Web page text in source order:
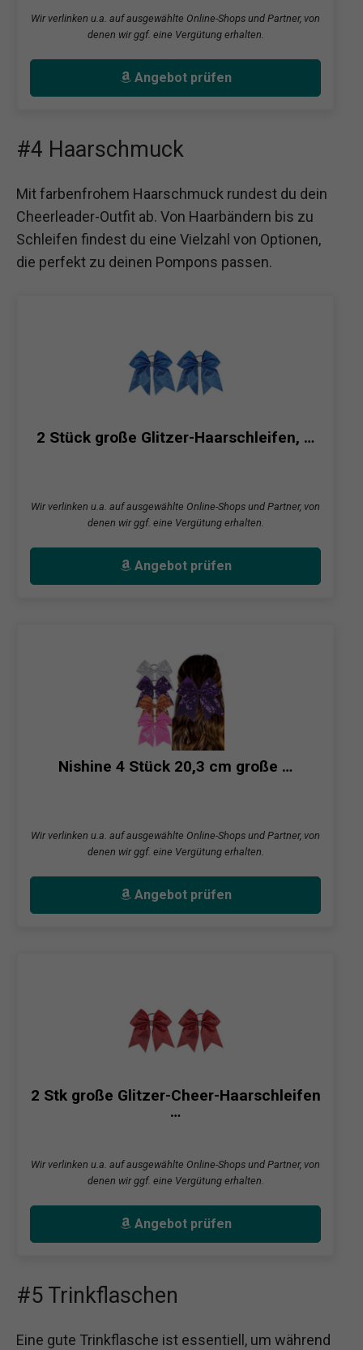
Wir verlinken u.a. auf ausgewählte Online-Shops und Partner, von
denen wir ggf. eine Vergütung erhalten.
Angebot prüfen
#4 Haarschmuck
Mit farbenfrohem Haarschmuck rundest du dein
Cheerleader-Outfit ab. Von Haarbändern bis zu
Schleifen findest du eine Vielzahl von Optionen,
die perfekt zu deinen Pompons passen.
2 Stück große Glitzer-Haarschleifen, …
Wir verlinken u.a. auf ausgewählte Online-Shops und Partner, von
denen wir ggf. eine Vergütung erhalten.
Angebot prüfen
Nishine 4 Stück 20,3 cm große …
Wir verlinken u.a. auf ausgewählte Online-Shops und Partner, von
denen wir ggf. eine Vergütung erhalten.
Angebot prüfen
2 Stk große Glitzer-Cheer-Haarschleifen
…
Wir verlinken u.a. auf ausgewählte Online-Shops und Partner, von
denen wir ggf. eine Vergütung erhalten.
Angebot prüfen
#5 Trinkflaschen
Eine gute Trinkflasche ist essentiell, um während